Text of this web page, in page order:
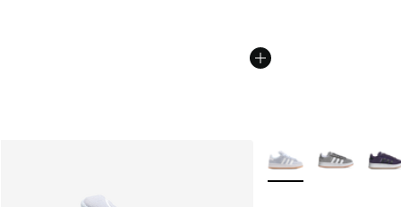
Plus de couleurs